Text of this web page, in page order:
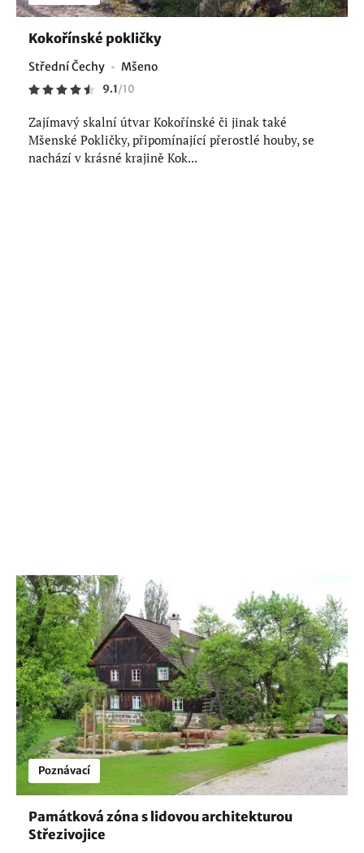
Kokořínské pokličky
Střední Čechy Mšeno
9.1/10
Zajímavý skalní útvar Kokořínské či jinak také
Mšenské Pokličky, připomínající přerostlé houby, se
nachází v krásné krajině Kok...
Poznávací
Památková zóna s lidovou architekturou
Střezivojice